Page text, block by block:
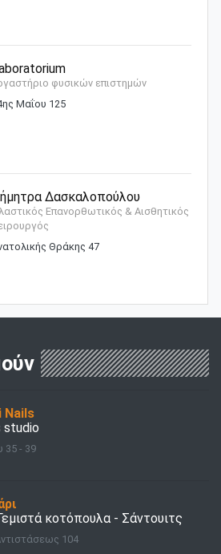
φυσικών επιστημών
Μαΐου 125
Δασκαλοπούλου
Επανορθωτικός & Αισθητικός
Θράκης 47
Nails
studio
35 - 39
κοτόπουλα - Σάντουιτς
104